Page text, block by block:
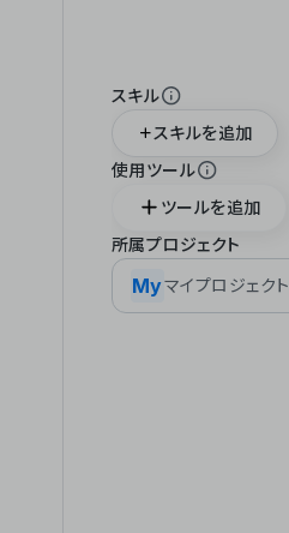
スキル
スキルを追加
使用ツール
ツールを追加
所属プロジェクト
Myマイプロジェクト